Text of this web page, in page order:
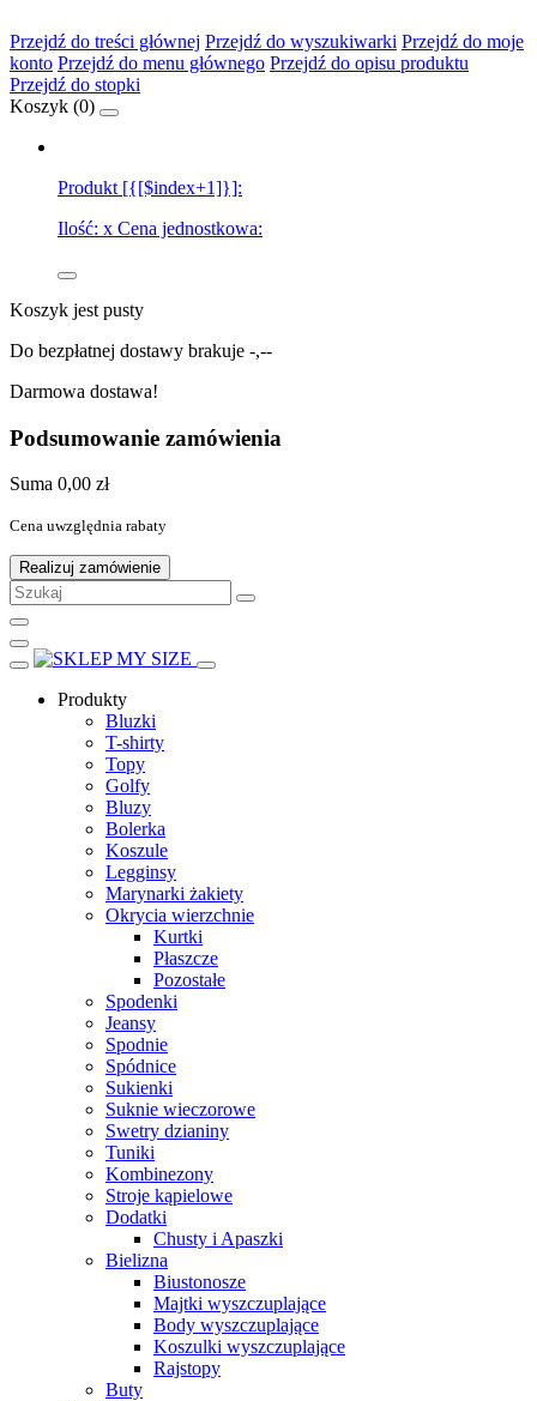
Przejdź do treści głównej Przejdź do wyszukiwarki Przejdź do moje
konto Przejdź do menu głównego Przejdź do opisu produktu
Przejdź do stopki
Koszyk (0)
Produkt [{[$index+1]}]:
Ilość: x Cena jednostkowa:
Koszyk jest pusty
Do bezpłatnej dostawy brakuje -,--
Darmowa dostawa!
Podsumowanie zamówienia
Suma 0,00 zł
Cena uwzględnia rabaty
Realizuj zamówienie
Produkty
Bluzki
T-shirty
Topy
Golfy
Bluzy
Bolerka
Koszule
Legginsy
Marynarki żakiety
Okrycia wierzchnie
Kurtki
Płaszcze
Pozostałe
Spodenki
Jeansy
Spodnie
Spódnice
Sukienki
Suknie wieczorowe
Swetry dzianiny
Tuniki
Kombinezony
Stroje kąpielowe
Dodatki
Chusty i Apaszki
Bielizna
Biustonosze
Majtki wyszczuplające
Body wyszczuplające
Koszulki wyszczuplające
Rajstopy
Buty